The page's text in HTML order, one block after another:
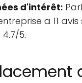
d'intérêt:
a 11 avis
4.7/5.